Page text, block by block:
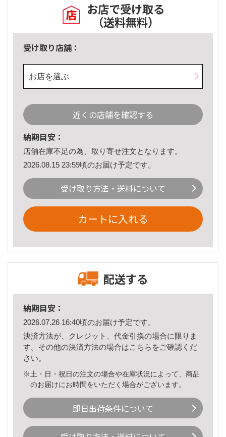
お店で受け取る
（送料無料）
受け取り店舗：
お店を選ぶ
近くの店舗を確認する
納期目安：
店舗在庫不足の為、取り寄せ注文となります。
2026.08.15 23:59頃のお届け予定です。
受け取り方法・送料について
カートに入れる
配送する
納期目安：
2026.07.26 16:40頃のお届け予定です。
決済方法が、クレジット、代金引換の場合に限りま
す。その他の決済方法の場合はこちら をご確認くだ
さい。
※土・日・祝日の注文の場合や在庫状況によって、商品
のお届けにお時間をいただく場合がございます。
即日出荷条件について